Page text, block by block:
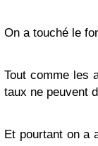
On a touché le
Tout comme les
taux ne peuvent
Et pourtant on a